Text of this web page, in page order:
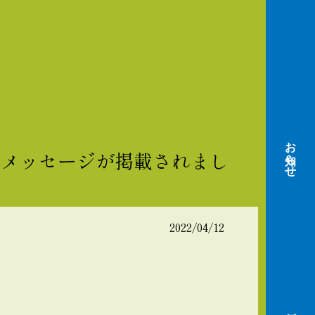
お知らせ
ッセージが掲載されまし
2022/04/12